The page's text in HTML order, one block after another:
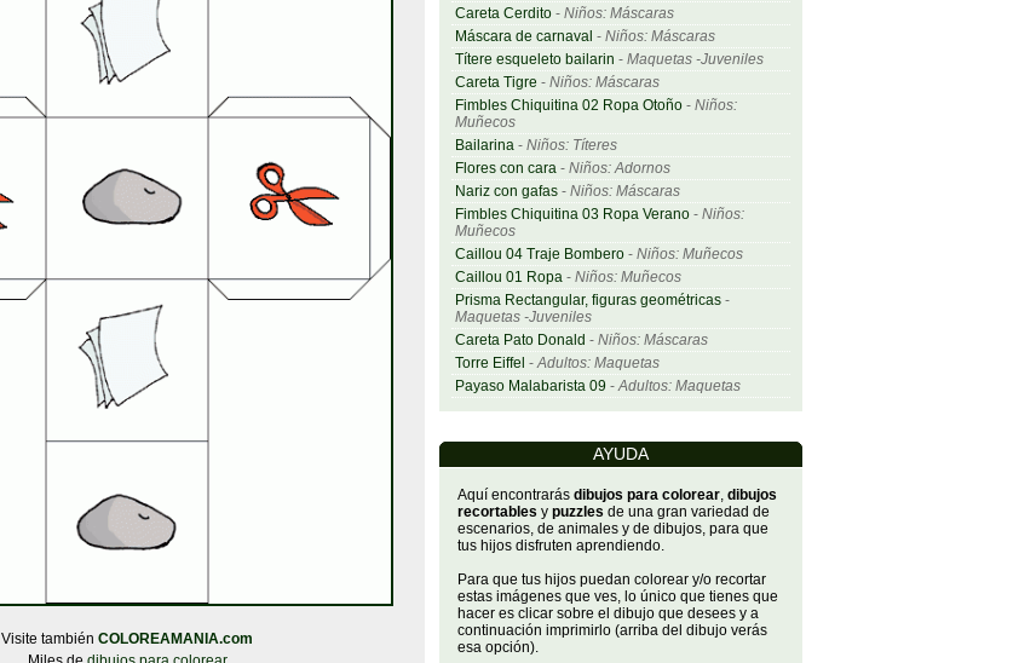
Careta Cerdito- Niños: Máscaras
Máscara de carnaval - Niños: Máscaras
Títere esqueleto bailarin - Maquetas -Juveniles
Careta Tigre - Niños: Máscaras
Fimbles Chiquitina 02 Ropa Otoño- Niños:
Muñecos
Bailarina- Niños: Títeres
Flores con cara- Niños: Adornos
Nariz con gafas- Niños: Máscaras
Fimbles Chiquitina 03 Ropa Verano- Niños:
Muñecos
Caillou 04 Traje Bombero- Niños: Muñecos
Caillou 01 Ropa- Niños: Muñecos
Prisma Rectangular, figuras geométricas-
Maquetas -Juveniles
Careta Pato Donald - Niños: Máscaras
Torre Eiffel -Adultos: Maquetas
Payaso Malabarista 09 -Adultos: Maquetas
AYUDA
Aquí encontrarás dibujos para colorear, dibujos
recortables y puzzles de una gran variedad de
escenarios, de animales y de dibujos, para que
tus hijos disfruten aprendiendo.
Para que tus hijos puedan colorear y/o recortar
estas imágenes que ves, lo único que tienes que
hacer es clicar sobre el dibujo que desees y a
continuación imprimirlo (arriba del dibujo verás
esa opción).
Visite también COLOREAMANIA.com